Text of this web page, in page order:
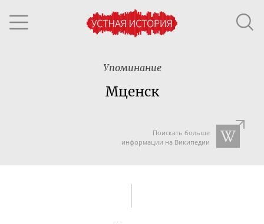
Упоминание
Мценск
Поискать больше
информации на Википедии